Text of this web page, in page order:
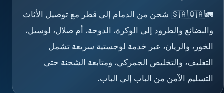
🚛🇸🇦🇶🇦 شحن من الدمام إلى قطر مع توصيل الأثاث
والبضائع والطرود إلى الوكرة، الدوحة، أم صلال، لوسيل،
الخور، والريان، عبر خدمة لوجستية سريعة تشمل
التغليف، والتخليص الجمركي، ومتابعة الشحنة حتى
التسليم الآمن من الباب إلى الباب.